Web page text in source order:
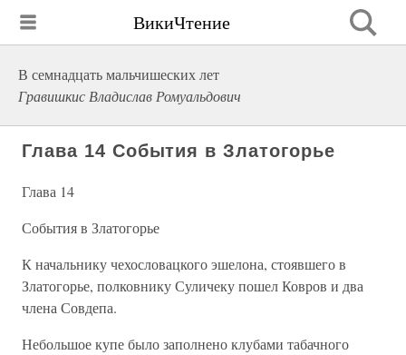
ВикиЧтение
В семнадцать мальчишеских лет
Гравишкис Владислав Ромуальдович
Глава 14 События в Златогорье
Глава 14
События в Златогорье
К начальнику чехословацкого эшелона, стоявшего в
Златогорье, полковнику Суличеку пошел Ковров и два
члена Совдепа.
Небольшое купе было заполнено клубами табачного